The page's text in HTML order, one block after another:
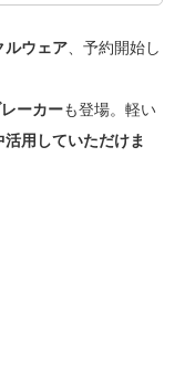
ルウェア、予約開始し
ーカーも登場。軽い
活用していただけま